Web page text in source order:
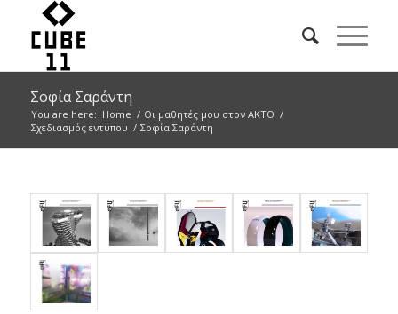
Σοφία Σαράντη
You are here: Home / Οι μαθητές μου στον ΑΚΤΟ /
Σχεδιασμός εντύπου / Σοφία Σαράντη